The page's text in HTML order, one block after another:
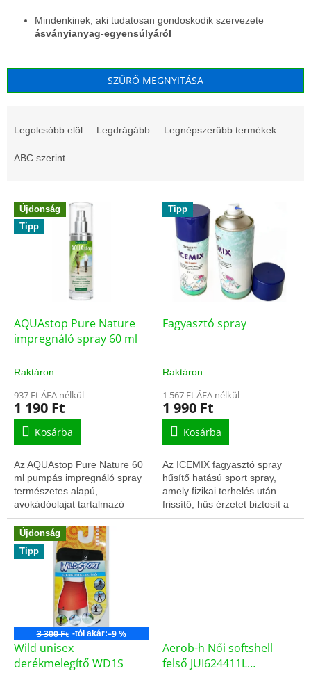
Mindenkinek, aki tudatosan gondoskodik szervezete
ásványianyag-egyensúlyáról
SZŰRŐ MEGNYITÁSA
m
Legolcsóbb elöl Legdrágább Legnépszerűbb termékek
ABC szerint
Újdonság
Tipp
AQUAstop Pure Nature
impregnáló spray 60 ml
Raktáron
937 Ft ÁFA nélkül
1 190 Ft
Kosárba
Az AQUAstop Pure Nature 60
ml pumpás impregnáló spray
természetes alapú,
avokádóolajat tartalmazó
vízlepergető védelem bőr és
textil felületekhez. Hajtógáz
nélküli kivitel,...
Tipp
Fagyasztó spray
Raktáron
1 567 Ft ÁFA nélkül
1 990 Ft
Kosárba
Az ICEMIX fagyasztó spray
hűsítő hatású sport spray,
amely fizikai terhelés után
frissítő, hűs érzetet biztosít a
bőrfelületen. Figyelem! 5,000
Újdonság
Tipp
3 300 Ft -tól akár:–9 %
Wild unisex
derékmelegítő WD1S
Aerob-h Női softshell
felső JUI624411L